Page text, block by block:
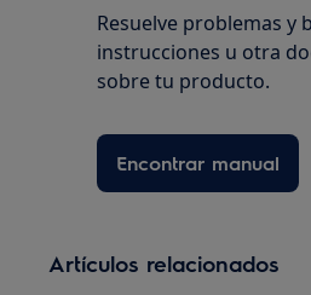
Resuelve problemas y
instrucciones u otra
sobre tu producto.
Encontrar manual
Artículos relacionados